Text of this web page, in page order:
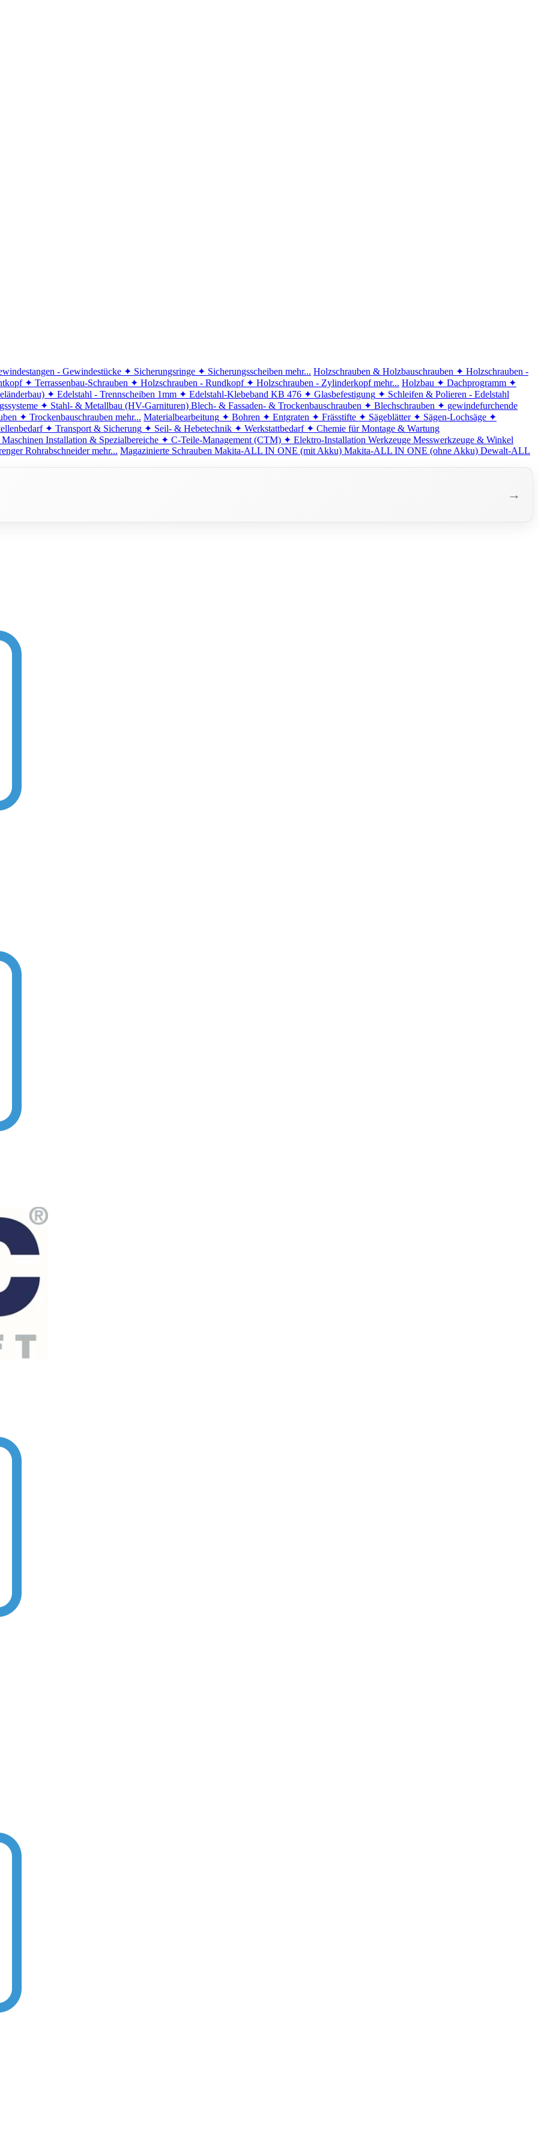
- Gewindestücke ✦ Sicherungsringe ✦ Sicherungsscheiben mehr... Holzschrauben & Holzbauschrauben ✦ Holzschrauben -
✦ Terrassenbau-Schrauben ✦ Holzschrauben - Rundkopf ✦ Holzschrauben - Zylinderkopf mehr... Holzbau ✦ Dachprogramm ✦
✦ Edelstahl - Trennscheiben 1mm ✦ Edelstahl-Klebeband KB 476 ✦ Glasbefestigung ✦ Schleifen & Polieren - Edelstahl
✦ Stahl- & Metallbau (HV-Garnituren) Blech- & Fassaden- & Trockenbauschrauben ✦ Blechschrauben ✦ gewindefurchende
✦ Trockenbauschrauben mehr... Materialbearbeitung ✦ Bohren ✦ Entgraten ✦ Frässtifte ✦ Sägeblätter ✦ Sägen-Lochsäge ✦
✦ Transport & Sicherung ✦ Seil- & Hebetechnik ✦ Werkstattbedarf ✦ Chemie für Montage & Wartung
Installation & Spezialbereiche ✦ C-Teile-Management (CTM) ✦ Elektro-Installation Werkzeuge Messwerkzeuge & Winkel
Rohrabschneider mehr... Magazinierte Schrauben Makita-ALL IN ONE (mit Akku) Makita-ALL IN ONE (ohne Akku) Dewalt-ALL
→